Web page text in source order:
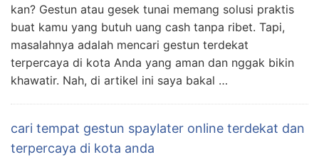
kan? Gestun atau gesek tunai memang solusi praktis
buat kamu yang butuh uang cash tanpa ribet. Tapi,
masalahnya adalah mencari gestun terdekat
terpercaya di kota Anda yang aman dan nggak bikin
khawatir. Nah, di artikel ini saya bakal …
cari tempat gestun spaylater online terdekat dan
terpercaya di kota anda